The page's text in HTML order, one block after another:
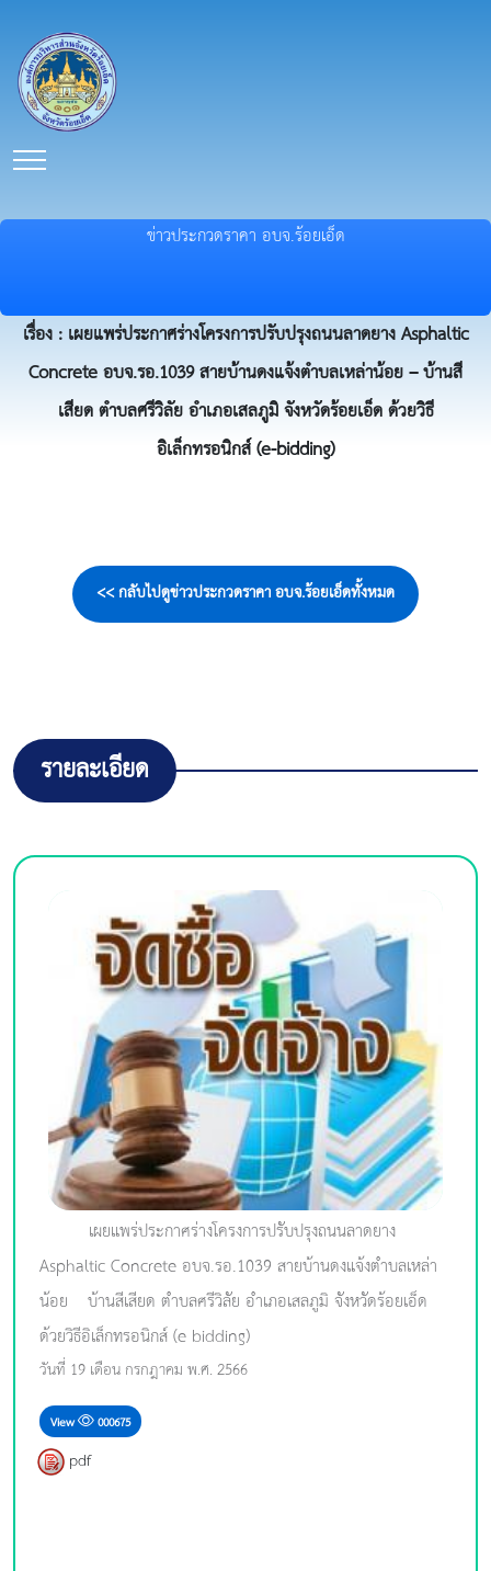
ข่าวประกวดราคา อบจ.ร้อยเอ็ด
เรื่อง : เผยแพร่ประกาศร่างโครงการปรับปรุงถนนลาดยาง Asphaltic
Concrete อบจ.รอ.1039 สายบ้านดงแจ้งตำบลเหล่าน้อย – บ้านสี
เสียด ตำบลศรีวิลัย อำเภอเสลภูมิ จังหวัดร้อยเอ็ด ด้วยวิธี
อิเล็กทรอนิกส์ (e-bidding)
<< กลับไปดูข่าวประกวดราคา อบจ.ร้อยเอ็ดทั้งหมด
รายละเอียด
เผยแพร่ประกาศร่างโครงการปรับปรุงถนนลาดยาง
Asphaltic Concrete อบจ.รอ.1039 สายบ้านดงแจ้งตำบลเหล่า
น้อย – บ้านสีเสียด ตำบลศรีวิลัย อำเภอเสลภูมิ จังหวัดร้อยเอ็ด
ด้วยวิธีอิเล็กทรอนิกส์ (e-bidding)
วันที่ 19 เดือน กรกฎาคม พ.ศ. 2566
View 000675
pdf